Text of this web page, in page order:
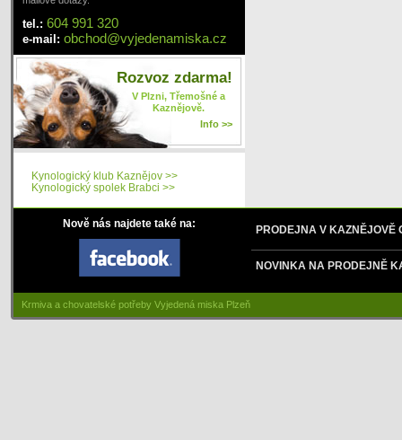
tel.: 604 991 320
e-mail: obchod@vyjedenamiska.cz
Rozvoz zdarma!
V Plzni, Třemošné a
Kaznějově.
Info >>
Kynologický klub Kaznějov >>
Kynologický spolek Brabci >>
Nově nás najdete také na: PRODEJNA V KAZNĚJOVĚ
NOVINKA NA PRODEJNĚ
Krmiva a chovatelské potřeby Vyjedená miska Plzeň